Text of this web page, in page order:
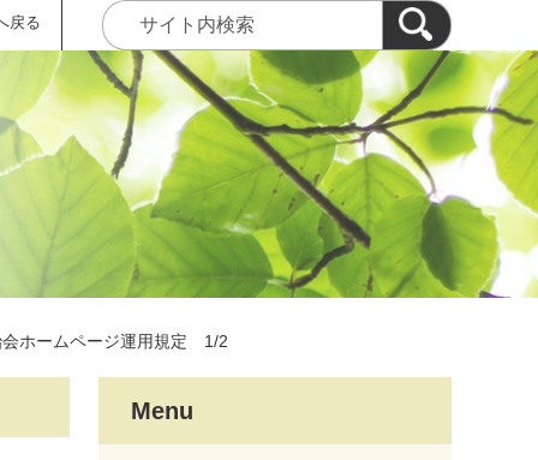
戻る
会ホームページ運用規定 1/2
Menu